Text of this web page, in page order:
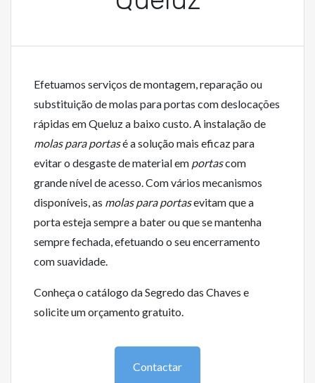
Efetuamos serviços de montagem, reparação ou
substituição de molas para portas com deslocações
rápidas em Queluz a baixo custo. A instalação de
molas para portasé a solução mais eficaz para
evitar o desgaste de material em portascom
grande nível de acesso. Com vários mecanismos
disponíveis, as molas para portasevitam que a
porta esteja sempre a bater ou que se mantenha
sempre fechada, efetuando o seu encerramento
com suavidade.
Conheça o catálogo da Segredo das Chaves e
solicite um orçamento gratuito.
Contactar